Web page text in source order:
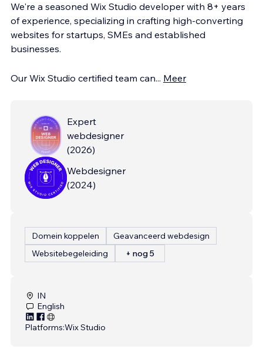
We're a seasoned Wix Studio developer with 8+ years
of experience, specializing in crafting high-converting
websites for startups, SMEs and established
businesses.
Our Wix Studio certified team can... Meer
Expert
webdesigner
(2026)
Webdesigner
(2024)
Domein koppelen
Geavanceerd webdesign
Websitebegeleiding
+ nog 5
IN
English
Platforms:Wix Studio